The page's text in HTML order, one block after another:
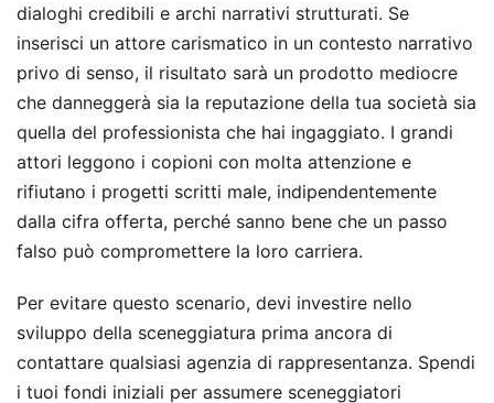
dialoghi credibili e archi narrativi strutturati. Se
inserisci un attore carismatico in un contesto narrativo
privo di senso, il risultato sarà un prodotto mediocre
che danneggerà sia la reputazione della tua società sia
quella del professionista che hai ingaggiato. I grandi
attori leggono i copioni con molta attenzione e
rifiutano i progetti scritti male, indipendentemente
dalla cifra offerta, perché sanno bene che un passo
falso può compromettere la loro carriera.
Per evitare questo scenario, devi investire nello
sviluppo della sceneggiatura prima ancora di
contattare qualsiasi agenzia di rappresentanza. Spendi
i tuoi fondi iniziali per assumere sceneggiatori